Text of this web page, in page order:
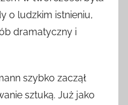
o ludzkim istnieniu,
dramatyczny i
szybko zaczął
sztuką. Już jako